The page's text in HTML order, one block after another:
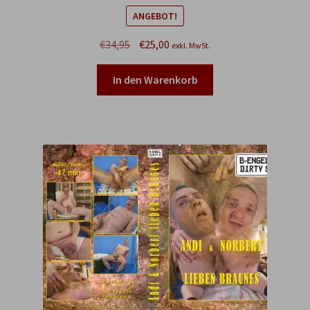
ANGEBOT!
€34,95
Ursprünglicher
war:
€34,95
€25,00Aktueller
ist:
€25,00.
exkl. MwSt.
In den Warenkorb